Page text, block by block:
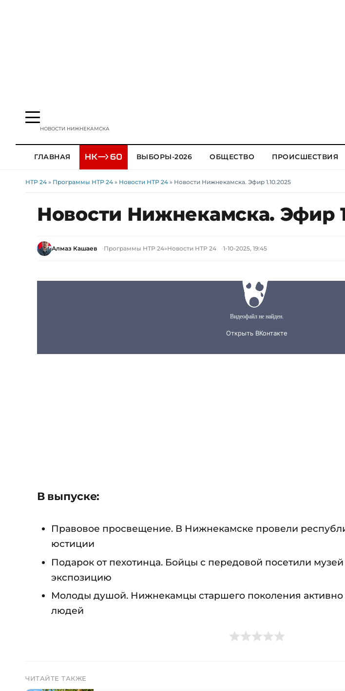
НОВОСТИ НИЖНЕКАМСКА
ГЛАВНАЯ ВЫБОРЫ-2026 ОБЩЕСТВО ПРОИСШЕСТВИЯ
НТР 24 » Программы НТР 24 » Новости НТР 24 » Новости Нижнекамска. Эфир 1.10.2025
Новости Нижнекамска. Эфир
Алмаз Кашаев Программы НТР 24»Новости НТР 24 1-10-2025, 19:45
В выпуске:
Правовое просвещение. В Нижнекамске провели
юстиции
Подарок от пехотинца. Бойцы с передовой посетили
экспозицию
Молоды душой. Нижнекамцы старшего поколения
людей
ЧИТАЙТЕ ТАКЖЕ